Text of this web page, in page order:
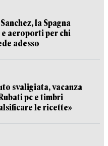
la Spagna
aeroporti per chi
adesso
svaligiata, vacanza
pc e timbri
le ricette»